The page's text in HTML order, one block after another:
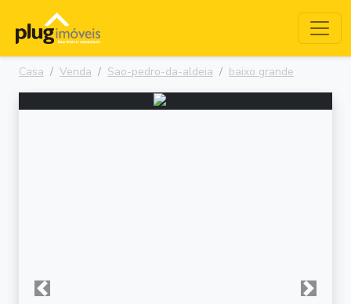
Casa Venda Sao-pedro-da-aldeia baixo grande
Anterior Próxima